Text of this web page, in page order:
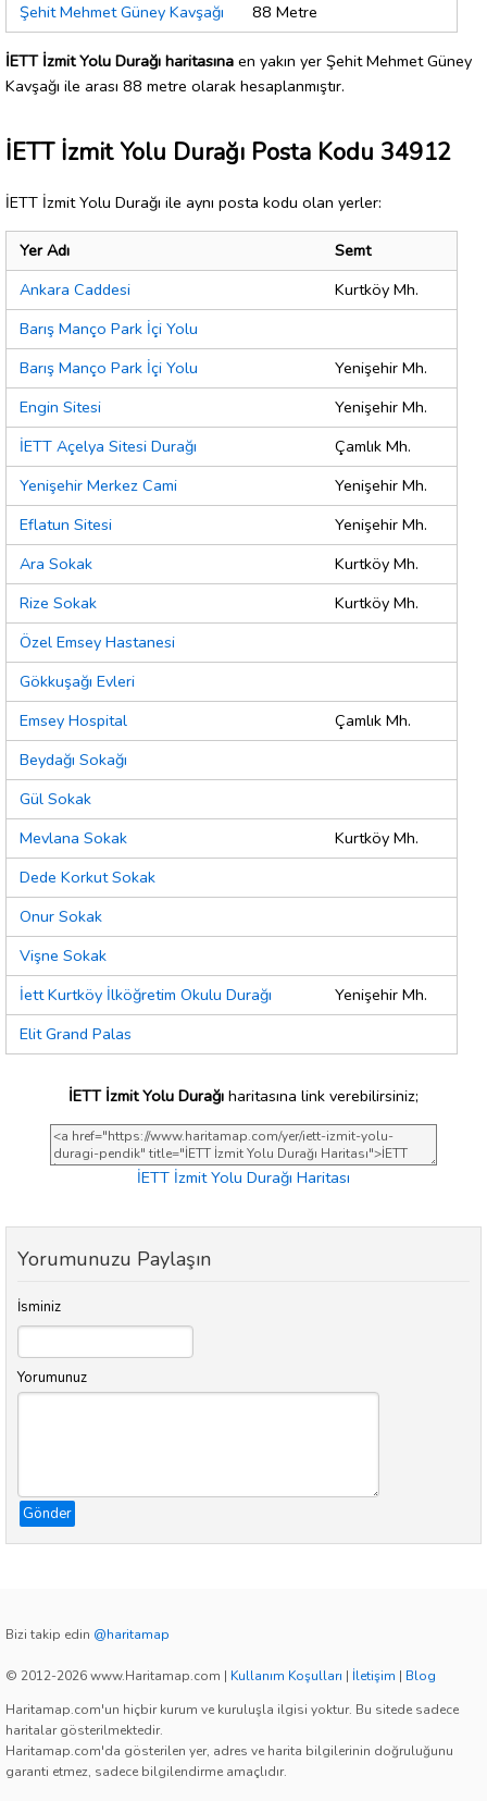
Şehit Mehmet Güney Kavşağı
88 Metre
İETT İzmit Yolu Durağı haritasına en yakın yer Şehit Mehmet Güney
Kavşağı ile arası 88 metre olarak hesaplanmıştır.
İETT İzmit Yolu Durağı Posta Kodu 34912
İETT İzmit Yolu Durağı ile aynı posta kodu olan yerler:
Yer Adı
Semt
Ankara Caddesi
Kurtköy Mh.
Barış Manço Park İçi Yolu
Barış Manço Park İçi Yolu
Yenişehir Mh.
Engin Sitesi
Yenişehir Mh.
İETT Açelya Sitesi Durağı
Çamlık Mh.
Yenişehir Merkez Cami
Yenişehir Mh.
Eflatun Sitesi
Yenişehir Mh.
Ara Sokak
Kurtköy Mh.
Rize Sokak
Kurtköy Mh.
Özel Emsey Hastanesi
Gökkuşağı Evleri
Emsey Hospital
Çamlık Mh.
Beydağı Sokağı
Gül Sokak
Mevlana Sokak
Kurtköy Mh.
Dede Korkut Sokak
Onur Sokak
Vişne Sokak
İett Kurtköy İlköğretim Okulu Durağı
Yenişehir Mh.
Elit Grand Palas
İETT İzmit Yolu Durağı haritasına link verebilirsiniz;
İETT İzmit Yolu Durağı Haritası
Yorumunuzu Paylaşın
İsminiz
Yorumunuz
Gönder
Bizi takip edin @haritamap
© 2012-2026 www.Haritamap.com | Kullanım Koşulları | İletişim | Blog
Haritamap.com'un hiçbir kurum ve kuruluşla ilgisi yoktur. Bu sitede sadece
haritalar gösterilmektedir.
Haritamap.com'da gösterilen yer, adres ve harita bilgilerinin doğruluğunu
garanti etmez, sadece bilgilendirme amaçlıdır.